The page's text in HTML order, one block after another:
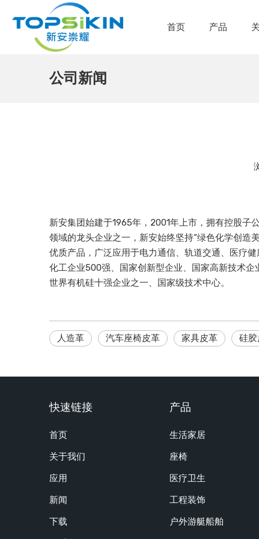
首页 产品
公司新闻
新安集团始建于1965年，2001年上市，拥有控股
领域的龙头企业之一，新安始终坚持“绿色化学创造
优质产品，广泛应用于电力通信、轨道交通、医疗
化工企业500强、国家创新型企业、国家高新技术
世界有机硅十强企业之一、国家级技术中心。
人造革 汽车座椅皮革 家具皮革 硅
快速链接
首页
关于我们
应用
新闻
下载
产品
生活家居
座椅
医疗卫生
工程装饰
户外游艇船舶